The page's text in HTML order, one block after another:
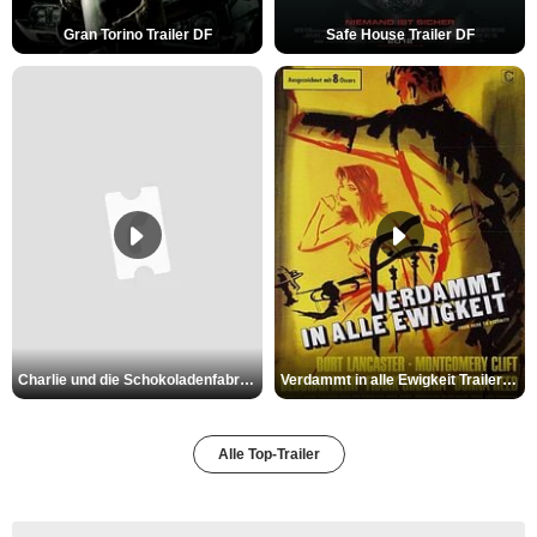
Gran Torino Trailer DF Safe House Trailer DF
Charlie und die Schokoladenfabrik Trailer OV Verdammt in alle Ewigkeit Trailer OV
Alle Top-Trailer